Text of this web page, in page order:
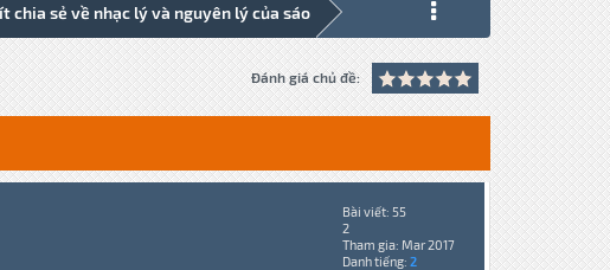
chia sẻ về nhạc lý và nguyên lý của sáo
Đánh giá chủ đề:
Bài viết: 55
2
Tham gia: Mar 2017
Danh tiếng: 2